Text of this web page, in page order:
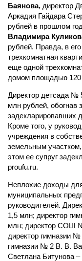
Баянова, директор
Аркадия Гайдара
рублей в прошлом
Владимира
рублей. Правда, в
трехкомнатная
еще одной
домом площадью 120
Директор детсада №
млн рублей, обогнав
задекларировавших
Кроме того, у
учреждения в
земельным
этом ее супруг
proufu.ru.
Неплохие доходы
муниципальных
руководителей.
1,5 млн; директор
млн; директор СОШ
директор гимназии
гимназии № 2 В. В.
Светлана Битунова